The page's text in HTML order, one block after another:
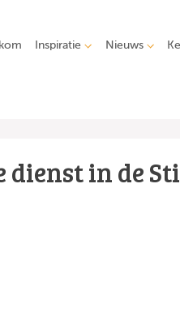
Inspiratie Nieuws
dienst in de